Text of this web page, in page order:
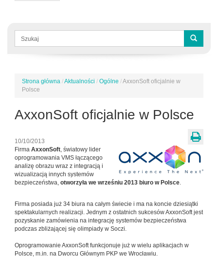
Formularz
wyszukiwania
Jesteś
tutaj
Strona główna /Aktualności / Ogólne /AxxonSoft oficjalnie w
Polsce
AxxonSoft oficjalnie w Polsce
10/10/2013
Firma AxxonSoft, światowy lider
oprogramowania VMS łączącego
analizę obrazu wraz z integracją i
wizualizacją innych systemów
bezpieczeństwa, otworzyła we wrześniu 2013 biuro w Polsce.
Firma posiada już 34 biura na całym świecie i ma na koncie dziesiątki
spektakularnych realizacji. Jednym z ostatnich sukcesów AxxonSoft jest
pozyskanie zamówienia na integrację systemów bezpieczeństwa
podczas zbliżającej się olimpiady w Soczi.
Oprogramowanie AxxonSoft funkcjonuje już w wielu aplikacjach w
Polsce, m.in. na Dworcu Głównym PKP we Wrocławiu.